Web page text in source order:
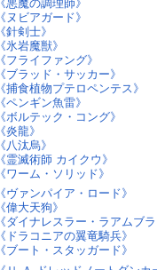
《悪魔の調理師》
《ヌビアガード》
《針剣士》
《氷岩魔獣》
《フライファング》
《ブラッド・サッカー》
《捕食植物プテロペンテス》
《ペンギン魚雷》
《ボルテック・コング》
《炎龍》
《八汰烏》
《霊滅術師 カイクウ》
《ワーム・ソリッド》
《ヴァンパイア・ロード》
《偉大天狗》
《ダイナレスラー・ラアムブ
《ドラコニアの翼竜騎兵》
《ブート・スタッガード》